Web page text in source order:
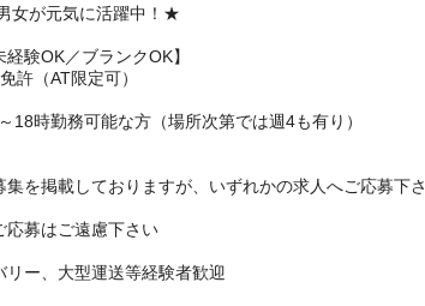
女が元気に活躍中！★
経験OK／ブランクOK】
許（AT限定可）
18時勤務可能な方（場所次第では週4も有り）
を掲載しておりますが、いずれかの求人へご応募下さ
募はご遠慮下さい
リー、大型運送等経験者歓迎